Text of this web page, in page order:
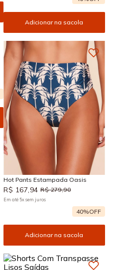
Adicionar na sacola
Hot Pants Estampada Oasis
R$ 167 94 R$ 279,90
Em até 5xsem juros
40%OFF
Adicionar na sacola